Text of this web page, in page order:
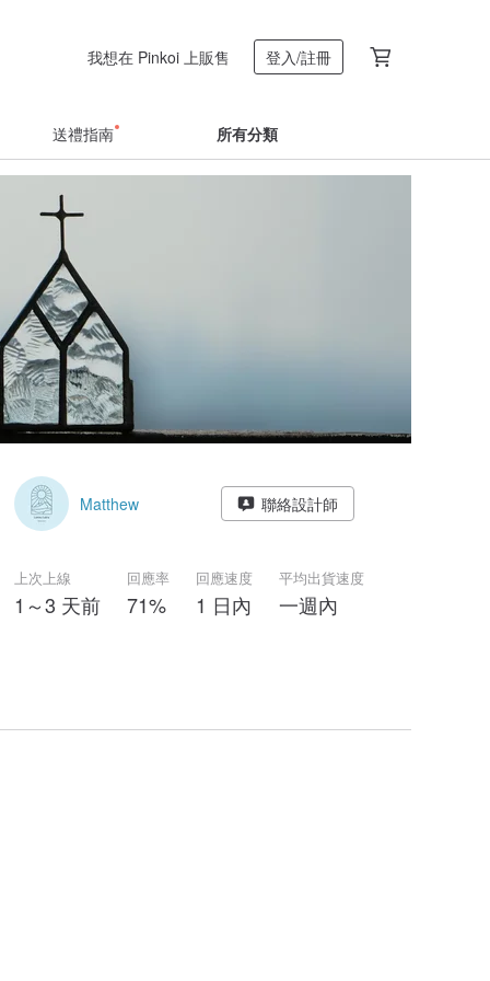
我想在 Pinkoi 上販售 登入/註冊
送禮指南 所有分類
Matthew 聯絡設計師
上次上線
1～3 天前
回應率
71%
回應速度
1 日內
平均出貨速度
一週內